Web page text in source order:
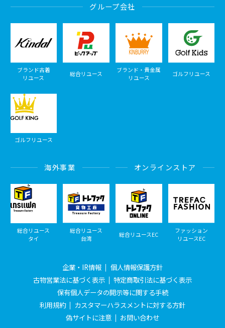
グループ会社
ブランド古着
リユース
総合リユース
ブランド・貴金属
リユース
ゴルフリユース
ゴルフリユース
海外事業
総合リユース
タイ
総合リユース
台湾
オンラインストア
総合リユースEC
ファッション
リユースEC
企業・IR情報
個人情報保護方針
古物営業法に基づく表示
特定商取引法に基づく表示
保有個人データの開示等に関する手続
利用規約
カスタマーハラスメントに対する方針
偽サイトに注意
お問い合わせ